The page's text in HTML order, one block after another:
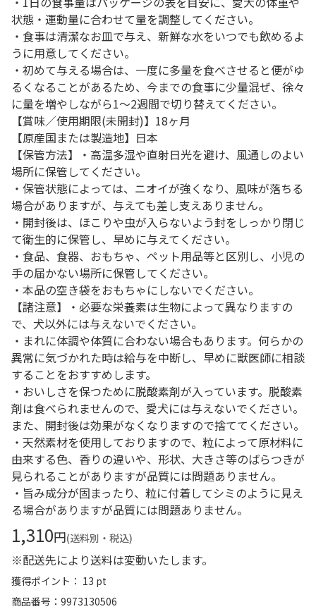
状態・運動量に合わせて量を調整してください。
・食事は清潔なお皿で与え、新鮮な水をいつでも飲めるよ
うに用意してください。
・初めて与える場合は、一度に多量を食べさせると便がゆ
るくなることがあるため、今までの食事に少量混ぜ、徐々
に量を増やしながら1～2週間で切り替えてください。
【賞味／使用期限(未開封)】18ヶ月
【原産国または製造地】日本
【保管方法】・高温多湿や直射日光を避け、風通しのよい
場所に保管してください。
・保管状態によっては、ニオイが強くなり、風味が落ちる
場合がありますが、与えても差し支えありません。
・開封後は、ほこりや虫が入らないよう封をしっかり閉じ
て衛生的に保管し、早めに与えてください。
・食品、食器、おもちゃ、ペット用品等と区別し、小児の
手の届かない場所に保管してください。
・本品の空き袋をおもちゃにしないでください。
【諸注意】・必要な栄養素は生物によって異なりますの
で、犬以外には与えないでください。
・まれに体調や体質に合わない場合もあります。何らかの
異常に気づかれた時は給与を中断し、早めに獣医師に相談
することをおすすめします。
・おいしさを保つために脱酸素剤が入っています。脱酸素
剤は食べられませんので、愛犬には与えないでください。
また、開封後は効果がなくなりますので捨ててください。
・天然素材を使用しておりますので、粒によって原材料に
由来する色、香りの違いや、形状、大きさ等のばらつきが
見られることがありますが品質には問題ありません。
・旨み成分が固まったり、粒に付着してシミのように見え
る場合がありますが品質には問題ありません。
1,310円(送料別・税込)
※配送先により送料は変動いたします。
獲得ポイント： 13 pt
商品番号
9973130506